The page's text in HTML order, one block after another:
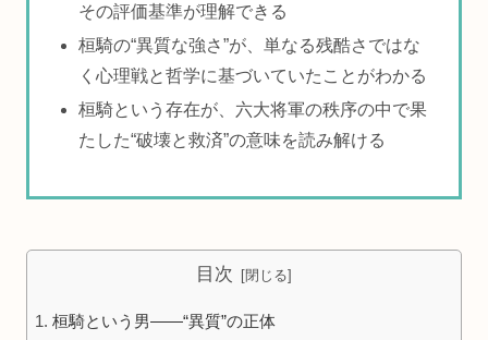
その評価基準が理解できる
桓騎の“異質な強さ”が、単なる残酷さではな
く心理戦と哲学に基づいていたことがわかる
桓騎という存在が、六大将軍の秩序の中で果
たした“破壊と救済”の意味を読み解ける
目次
桓騎という男――“異質”の正体